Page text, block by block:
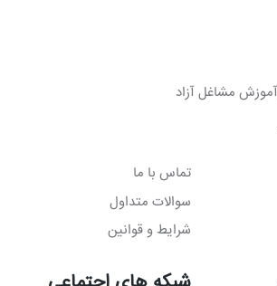
آموزش مشاغل آزاد
تماس با ما
سوالات متداول
شرایط و قوانین